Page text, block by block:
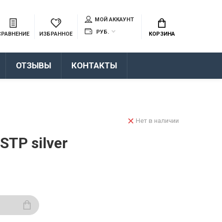
ИЗБРАННОЕ
МОЙ АККАУНТ
РУБ.
КОРЗИНА
ОТЗЫВЫ КОНТАКТЫ
silver
Нет в наличии